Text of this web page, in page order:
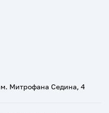
Митрофана Седина, 4